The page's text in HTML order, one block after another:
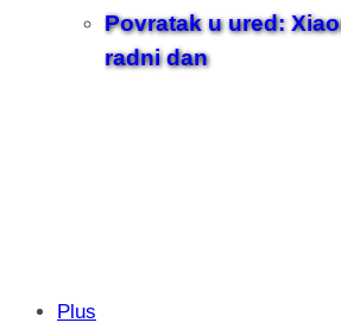
Povratak u ured:
radni dan
Plus